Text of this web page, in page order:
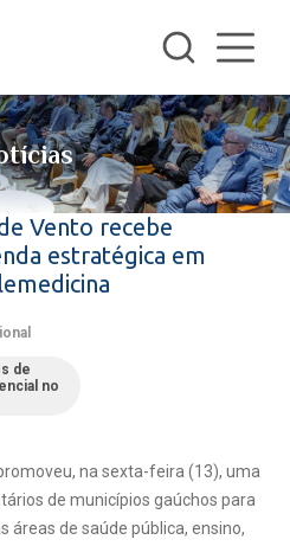
Vento recebe
estratégica em
de
no
na sexta-feira (13), uma
de municípios gaúchos para
áreas de saúde pública, ensino,